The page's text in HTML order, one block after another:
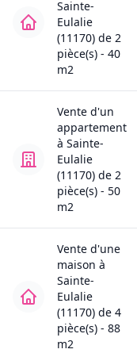
Sainte-
Eulalie
(11170) de 2
pièce(s) - 40
m2
Vente d'un
appartement
à Sainte-
Eulalie
(11170) de 2
pièce(s) - 50
m2
Vente d'une
maison à
Sainte-
Eulalie
(11170) de 4
pièce(s) - 88
m2